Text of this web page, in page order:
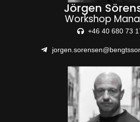
Jörgen
Workshop
+46 40 680 73